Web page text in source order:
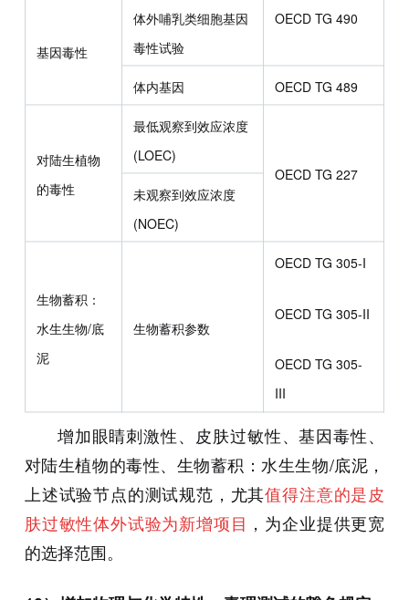
基因毒性
体外哺乳类细胞基因
毒性试验
OECD TG 490
体内基因 OECD TG 489
对陆生植物
的毒性
最低观察到效应浓度
(LOEC)
OECD TG 227
未观察到效应浓度
(NOEC)
生物蓄积：
水生生物/底
泥
生物蓄积参数
OECD TG 305-I
OECD TG 305-II
OECD TG 305-
III
增加眼睛刺激性、皮肤过敏性、基因毒性、
对陆生植物的毒性、生物蓄积：水生生物/底泥，
上述试验节点的测试规范，尤其值得注意的是皮
肤过敏性体外试验为新增项目 ，为企业提供更宽
的选择范围。